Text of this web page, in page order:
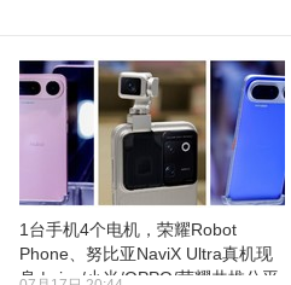
1台手机4个电机，荣耀Robot
Phone、努比亚NaviX Ultra真机现
身 | vivo/小米/OPPO/荣耀共推公平